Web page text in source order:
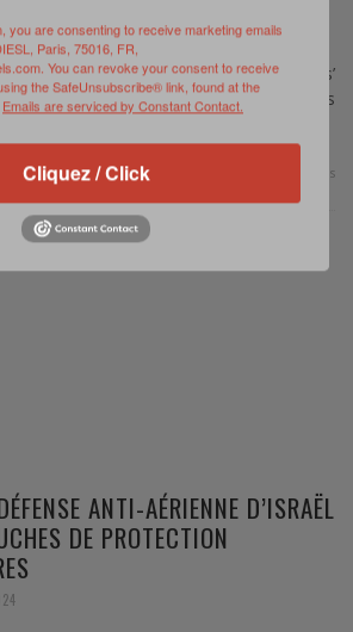
– Todd South – Marine Corps’
are paying off in operations
Corps structure, equipment …
0 Comments
ANTI-AÉRIENNE D’ISRAËL
DE PROTECTION
you are consenting to receive marketing emails
Paris, 75016, FR,
You can revoke your consent to receive
the SafeUnsubscribe® link, found at the
Emails are serviced by Constant Contact.
Cliquez / Click